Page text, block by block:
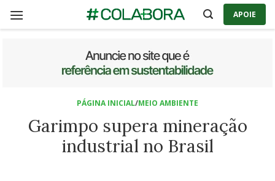
APOIE
PÁGINA INICIAL/MEIO AMBIENTE
Garimpo supera mineração
industrial no Brasil